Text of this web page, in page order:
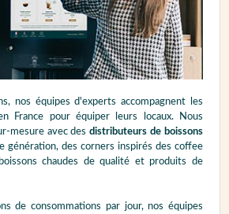
nos équipes d'experts accompagnent les
France pour équiper leurs locaux. Nous
mesure avec desdistributeurs de boissons
génération, des corners inspirés des coffee
chaudes de qualité et produits de
de consommations par jour, nos équipes